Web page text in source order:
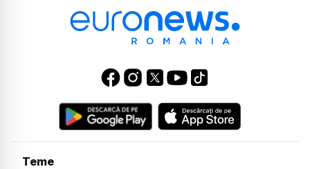
Teme